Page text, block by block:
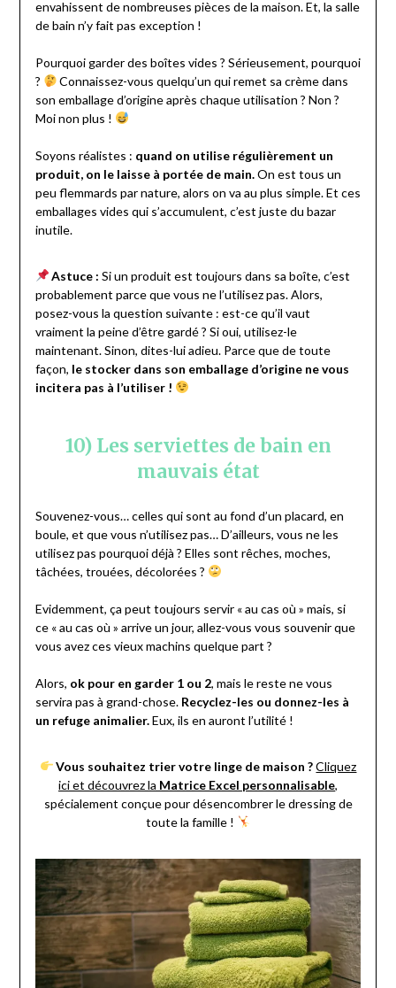
envahissent de nombreuses pièces de la maison. Et, la salle
de bain n’y fait pas exception !
Pourquoi garder des boîtes vides ? Sérieusement, pourquoi
?
Connaissez-vous quelqu’un qui remet sa crème dans
son emballage d’origine après chaque utilisation ? Non ?
Moi non plus !
Soyons réalistes : quand on utilise régulièrement un
produit, on le laisse à portée de main.On est tous un
peu flemmards par nature, alors on va au plus simple. Et ces
emballages vides qui s’accumulent, c’est juste du bazar
inutile.
Astuce : Si un produit est toujours dans sa boîte, c’est
probablement parce que vous ne l’utilisez pas. Alors,
posez-vous la question suivante : est-ce qu’il vaut
vraiment la peine d’être gardé ? Si oui, utilisez-le
maintenant. Sinon, dites-lui adieu. Parce que de toute
façon, le stocker dans son emballage d’origine ne vous
incitera pas à l’utiliser !
10) Les serviettes de bain en
mauvais état
Souvenez-vous… celles qui sont au fond d’un placard, en
boule, et que vous n’utilisez pas… D’ailleurs, vous ne les
utilisez pas pourquoi déjà ? Elles sont rêches, moches,
tâchées, trouées, décolorées ?
Evidemment, ça peut toujours servir « au cas où » mais, si
ce « au cas où » arrive un jour, allez-vous vous souvenir que
vous avez ces vieux machins quelque part ?
Alors, ok pour en garder 1 ou 2, mais le reste ne vous
servira pas à grand-chose. Recyclez-les ou donnez-les à
un refuge animalier.Eux, ils en auront l’utilité !
Vous souhaitez trier votre linge de maison ? Cliquez
ici et découvrez la Matrice Excel personnalisable,
spécialement conçue pour désencombrer le dressing de
toute la famille !